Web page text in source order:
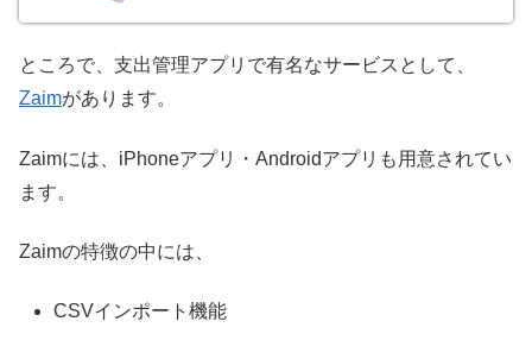
ところで、支出管理アプリで有名なサービスとして、
Zaimがあります。
Zaimには、iPhoneアプリ・Androidアプリも用意されてい
ます。
Zaimの特徴の中には、
CSVインポート機能